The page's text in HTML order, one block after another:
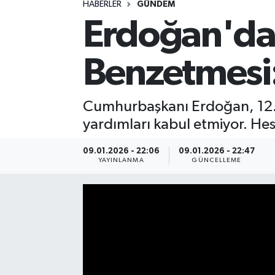
HABERLER GÜNDEM
Cumhurbaşkanı Erdoğan,
yardımları kabul etmiyor.
09.01.2026 - 22:06
YAYINLANMA
09.01.2026 - 22:47
GÜNCELLEME